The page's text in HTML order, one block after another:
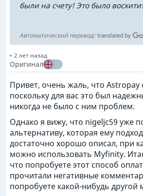
были на счету! Это было
Автоматический перевод:
2 лет назад
Оригинал
Привет, очень жаль, что Astropay
поскольку для вас это был
никогда не было с ним проблем.
Однако я вижу, что nigeljc59 уже
альтернативу, которая ему
достаточно хорошо описал, при
можно использовать Myfinity.
что попробуете этот способ
прочитали негативные
попробуете какой-нибудь другой